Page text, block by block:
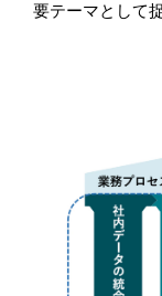
要テーマとして